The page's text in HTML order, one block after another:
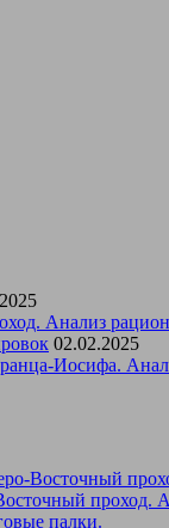
Анализ
02.02.2025
Иосифа.
Восточный
проход.
палки.